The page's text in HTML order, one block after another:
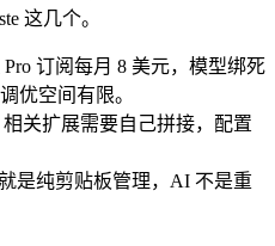
这几个。
订阅每月 8 美元，模型绑死
优空间有限。
关扩展需要自己拼接，配置
是纯剪贴板管理，AI 不是重